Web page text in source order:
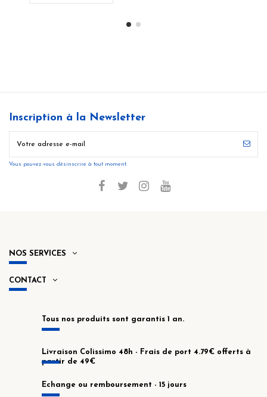
Inscription à la Newsletter
Vous pouvez vous désinscrire à tout moment.
NOS SERVICES
CONTACT
Tous nos produits sont garantis 1 an.
Livraison Colissimo 48h - Frais de port 4.79€ offerts à
partir de 49€
Echange ou remboursement - 15 jours